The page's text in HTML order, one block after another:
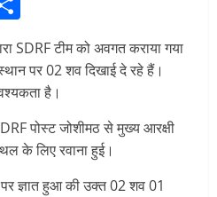
SDRF टीम को अवगत कराया गया
पर 02 शव दिखाई दे रहे हैं।
है।
पोस्ट जोशीमठ से मुख्य आरक्षी
के लिए रवाना हुई।
ज्ञात हुआ की उक्त 02 शव 01